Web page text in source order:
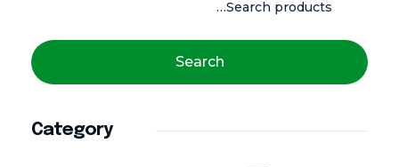
Search
Category